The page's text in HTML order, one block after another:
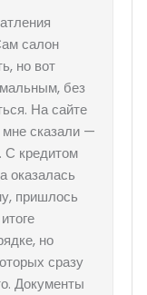
салон
но вот
без
На сайте
сказали —
С кредитом
оказалась
пришлось
но
сразу
Документы